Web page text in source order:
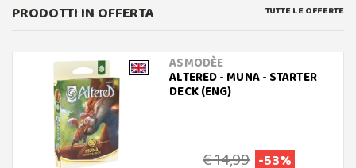
PRODOTTI IN OFFERTA TUTTE LE OFFERTE
ASMODÈE
ALTERED - MUNA - STARTER
DECK (ENG)
€ 14,99 -53%